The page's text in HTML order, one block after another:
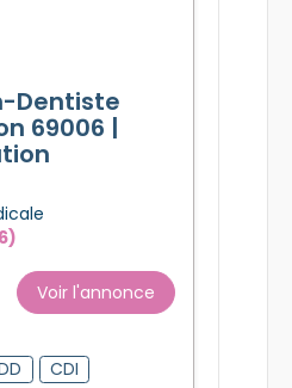
Dentiste
69006 |
Voir l'annonce
CDI